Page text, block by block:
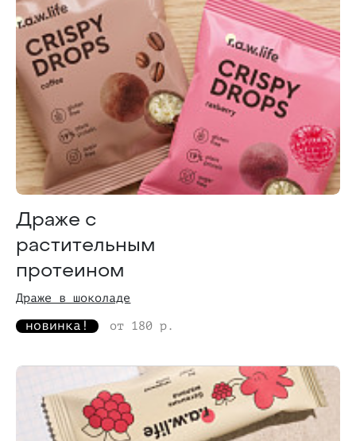
Драже с
растительным
протеином
Драже в шоколаде
новинка! от 180 р.